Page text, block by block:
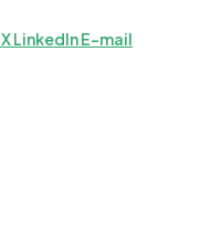
XLinkedInE-mail